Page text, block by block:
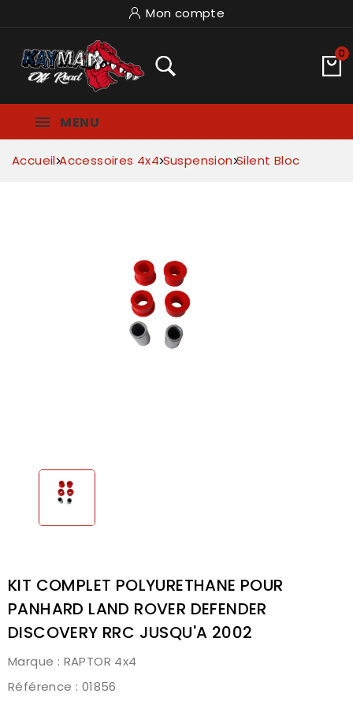
Mon compte
0
MENU
Accueil Accessoires 4x4 Suspension Silent Bloc
KIT COMPLET POLYURETHANE POUR
PANHARD LAND ROVER DEFENDER
DISCOVERY RRC JUSQU'A 2002
Marque : RAPTOR 4x4
Référence : 01856